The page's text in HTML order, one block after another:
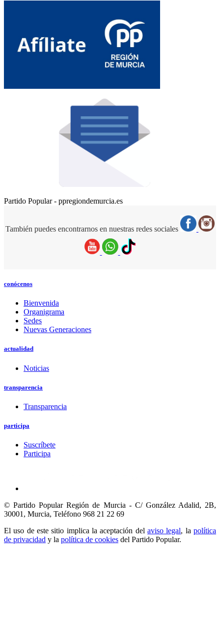
Partido Popular - ppregiondemurcia.es
También puedes encontrarnos en nuestras redes sociales
conócenos
Bienvenida
Organigrama
Sedes
Nuevas Generaciones
actualidad
Noticias
transparencia
Transparencia
participa
Suscríbete
Participa
© Partido Popular Región de Murcia - C/ González Adalid, 2B,
30001, Murcia, Teléfono 968 21 22 69
El uso de este sitio implica la aceptación del aviso legal, lapolítica
de privacidad y la política de cookies del Partido Popular.